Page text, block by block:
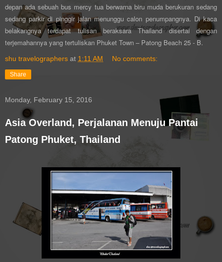
depan ada sebuah bus mercy tua berwarna biru muda berukuran sedang
sedang parkir di pinggir jalan menunggu calon penumpangnya. Di kaca
belakangnya terdapat tulisan beraksara Thailand disertai dengan
terjemahannya yang tertuliskan Phuket Town – Patong Beach 25 - B.
shu travelographers at 1:11 AM No comments:
Share
Monday, February 15, 2016
Asia Overland, Perjalanan Menuju Pantai
Patong Phuket, Thailand